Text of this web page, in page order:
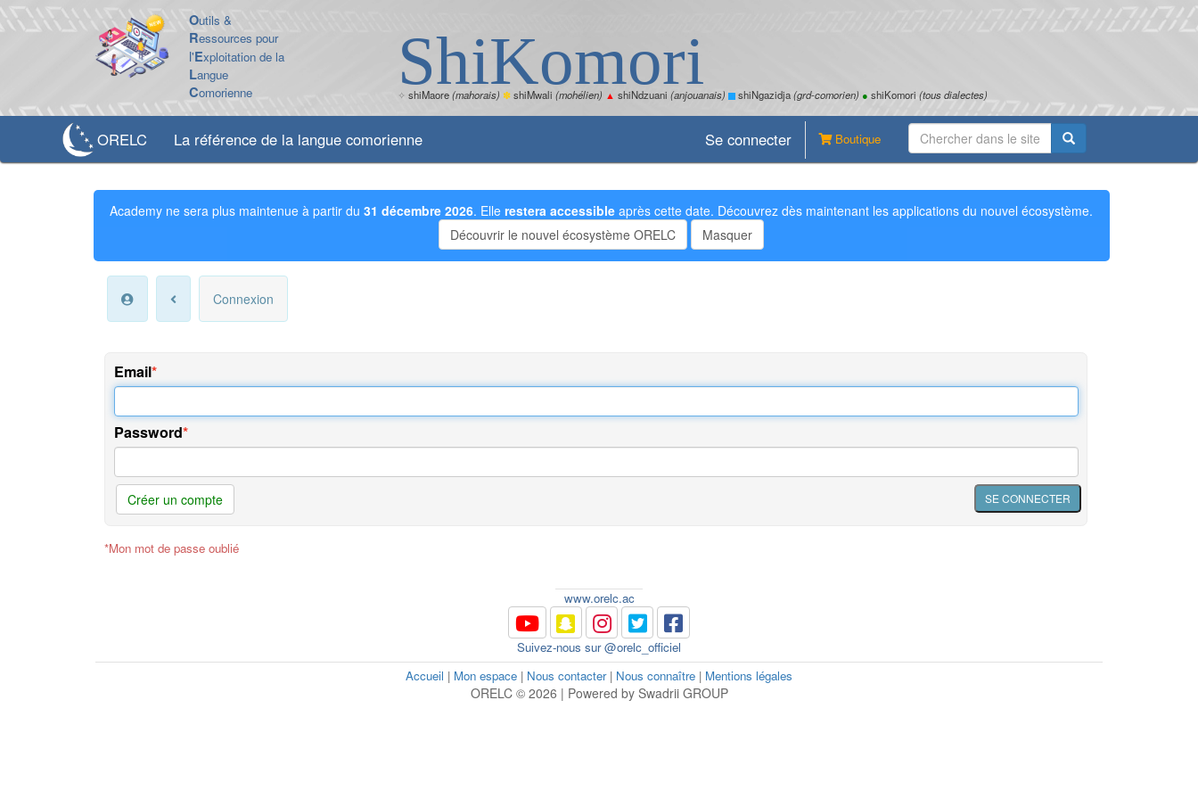
Outils &
Ressources pour
l'Exploitation de la
Langue
Comorienne ShiKomori
✧ shiMaore(mahorais) ✽shiMwali (mohélien) ▲ shiNdzuani (anjouanais) shiNgazidja(grd-comorien) ● shiKomori (tous dialectes)
ORELC La référence de la langue comorienne Boutique
Se connecter
Academy ne sera plus maintenue à partir du31 décembre 2026. Ellerestera accessible après cette date. Découvrez dès maintenant les applications du nouvel écosystème.
Découvrir le nouvel écosystème ORELC
Masquer
Connexion
Email
Password
Créer un compte
*Mon mot de passe oublié
www.orelc.ac
Suivez-nous sur @orelc_officiel
Accueil | Mon espace | Nous contacter| Nous connaître | Mentions légales
ORELC © 2026 | Powered by Swadrii GROUP